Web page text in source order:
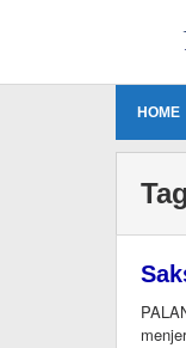
HOME